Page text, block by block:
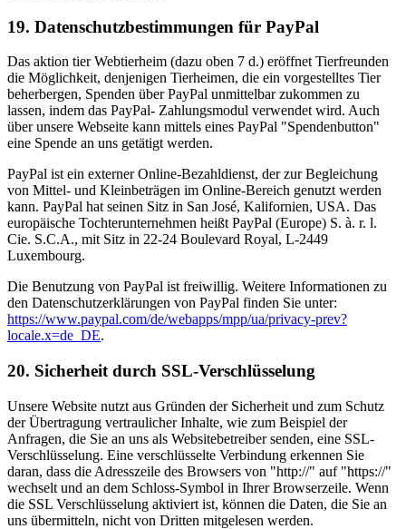
19. Datenschutzbestimmungen für PayPal
Das aktion tier Webtierheim (dazu oben 7 d.) eröffnet Tierfreunden
die Möglichkeit, denjenigen Tierheimen, die ein vorgestelltes Tier
beherbergen, Spenden über PayPal unmittelbar zukommen zu
lassen, indem das PayPal- Zahlungsmodul verwendet wird. Auch
über unsere Webseite kann mittels eines PayPal "Spendenbutton"
eine Spende an uns getätigt werden.
PayPal ist ein externer Online-Bezahldienst, der zur Begleichung
von Mittel- und Kleinbeträgen im Online-Bereich genutzt werden
kann. PayPal hat seinen Sitz in San José, Kalifornien, USA. Das
europäische Tochterunternehmen heißt PayPal (Europe) S. à. r. l.
Cie. S.C.A., mit Sitz in 22-24 Boulevard Royal, L-2449
Luxembourg.
Die Benutzung von PayPal ist freiwillig. Weitere Informationen zu
den Datenschutzerklärungen von PayPal finden Sie unter:
https://www.paypal.com/de/webapps/mpp/ua/privacy-prev?
locale.x=de_DE.
20. Sicherheit durch SSL-Verschlüsselung
Unsere Website nutzt aus Gründen der Sicherheit und zum Schutz
der Übertragung vertraulicher Inhalte, wie zum Beispiel der
Anfragen, die Sie an uns als Websitebetreiber senden, eine SSL-
Verschlüsselung. Eine verschlüsselte Verbindung erkennen Sie
daran, dass die Adresszeile des Browsers von "http://" auf "https://"
wechselt und an dem Schloss-Symbol in Ihrer Browserzeile. Wenn
die SSL Verschlüsselung aktiviert ist, können die Daten, die Sie an
uns übermitteln, nicht von Dritten mitgelesen werden.